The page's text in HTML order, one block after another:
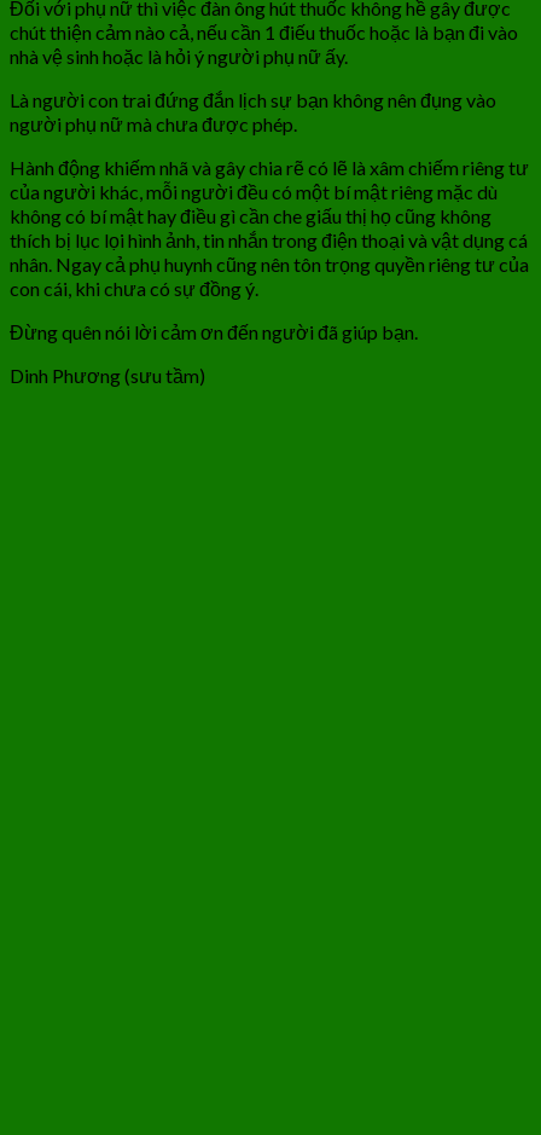
Đối với phụ nữ thì việc đàn ông hút thuốc không hề gây được
chút thiện cảm nào cả, nếu cần 1 điếu thuốc hoặc là bạn đi vào
nhà vệ sinh hoặc là hỏi ý người phụ nữ ấy.
Là người con trai đứng đắn lịch sự bạn không nên đụng vào
người phụ nữ mà chưa được phép.
Hành động khiếm nhã và gây chia rẽ có lẽ là xâm chiếm riêng tư
của người khác, mỗi người đều có một bí mật riêng mặc dù
không có bí mật hay điều gì cần che giấu thị họ cũng không
thích bị lục lọi hình ảnh, tin nhắn trong điện thoại và vật dụng cá
nhân. Ngay cả phụ huynh cũng nên tôn trọng quyền riêng tư của
con cái, khi chưa có sự đồng ý.
Đừng quên nói lời cảm ơn đến người đã giúp bạn.
Dinh Phương (sưu tầm)